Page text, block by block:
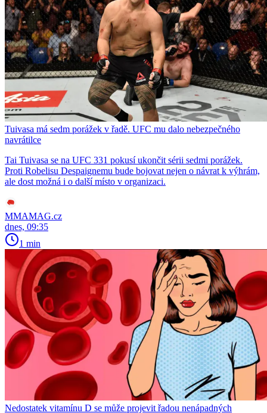
Tuivasa má sedm porážek v řadě. UFC mu dalo nebezpečného
navrátilce
Tai Tuivasa se na UFC 331 pokusí ukončit sérii sedmi porážek.
Proti Robelisu Despaignemu bude bojovat nejen o návrat k výhrám,
ale dost možná i o další místo v organizaci.
MMAMAG.cz
dnes, 09:35
1 min
Nedostatek vitamínu D se může projevit řadou nenápadných